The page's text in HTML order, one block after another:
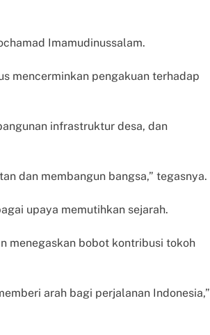
Imamudinussalam.
mencerminkan pengakuan terhadap
infrastruktur desa, dan
dan membangun bangsa,” tegasnya.
upaya memutihkan sejarah.
menegaskan bobot kontribusi tokoh
arah bagi perjalanan Indonesia,”